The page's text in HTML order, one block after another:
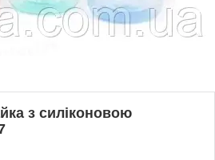
з силіконовою